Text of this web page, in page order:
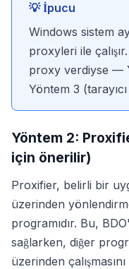
💡 İpucu
Windows sistem
proxyleri ile
proxy verdiyse —
Yöntem 3
Yöntem 2:
için önerilir)
Proxifier, belirli bir
üzerinden
programıdır. Bu,
sağlarken, diğer
üzerinden